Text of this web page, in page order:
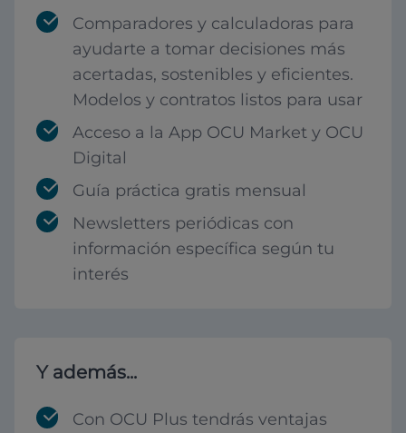
Comparadores y calculadoras para
ayudarte a tomar decisiones más
acertadas, sostenibles y eficientes.
Modelos y contratos listos para usar
Acceso a la App OCU Market y OCU
Digital
Guía práctica gratis mensual
Newsletters periódicas con
información específica según tu
interés
Y además...
Con OCU Plus tendrás ventajas